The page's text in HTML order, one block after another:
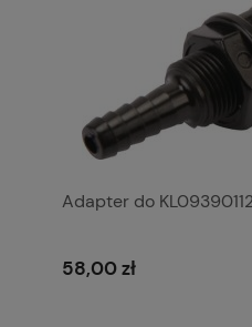
Adapter do
58,00 zł